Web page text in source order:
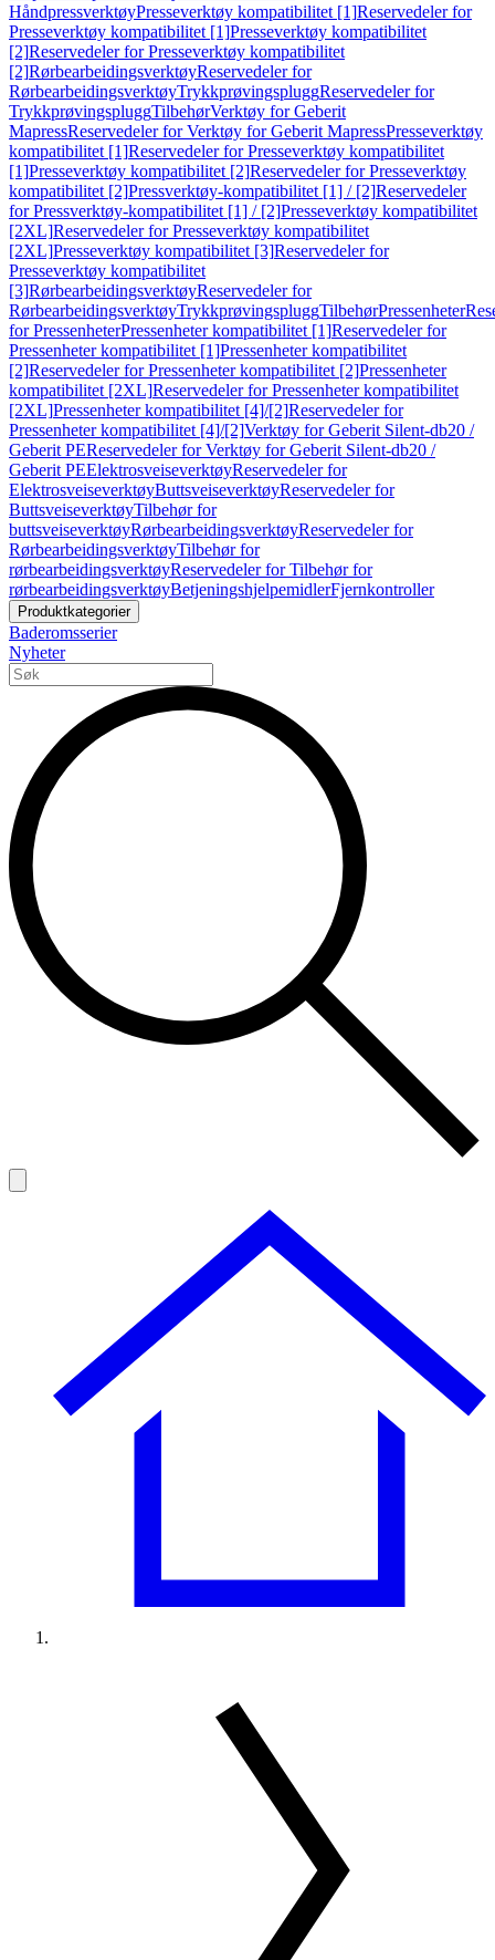
HåndpressverktøyPresseverktøy kompatibilitet [1]Reservedeler for
Presseverktøy kompatibilitet [1]Presseverktøy kompatibilitet
[2]Reservedeler for Presseverktøy kompatibilitet
[2]RørbearbeidingsverktøyReservedeler for
RørbearbeidingsverktøyTrykkprøvingspluggReservedeler for
TrykkprøvingspluggTilbehørVerktøy for Geberit
MapressReservedeler for Verktøy for Geberit MapressPresseverktøy
kompatibilitet [1]Reservedeler for Presseverktøy kompatibilitet
[1]Presseverktøy kompatibilitet [2]Reservedeler for Presseverktøy
kompatibilitet [2]Pressverktøy-kompatibilitet [1] / [2]Reservedeler
for Pressverktøy-kompatibilitet [1] / [2]Presseverktøy kompatibilitet
[2XL]Reservedeler for Presseverktøy kompatibilitet
[2XL]Presseverktøy kompatibilitet [3]Reservedeler for
Presseverktøy kompatibilitet
[3]RørbearbeidingsverktøyReservedeler for
RørbearbeidingsverktøyTrykkprøvingspluggTilbehørPressenheter
for PressenheterPressenheter kompatibilitet [1]Reservedeler for
Pressenheter kompatibilitet [1]Pressenheter kompatibilitet
[2]Reservedeler for Pressenheter kompatibilitet [2]Pressenheter
kompatibilitet [2XL]Reservedeler for Pressenheter kompatibilitet
[2XL]Pressenheter kompatibilitet [4]/[2]Reservedeler for
Pressenheter kompatibilitet [4]/[2]Verktøy for Geberit Silent-db20 /
Geberit PEReservedeler for Verktøy for Geberit Silent-db20 /
Geberit PEElektrosveiseverktøyReservedeler for
ElektrosveiseverktøyButtsveiseverktøyReservedeler for
ButtsveiseverktøyTilbehør for
buttsveiseverktøyRørbearbeidingsverktøyReservedeler for
RørbearbeidingsverktøyTilbehør for
rørbearbeidingsverktøyReservedeler for Tilbehør for
rørbearbeidingsverktøyBetjeningshjelpemidlerFjernkontroller
Produktkategorier
Baderomsserier
Nyheter